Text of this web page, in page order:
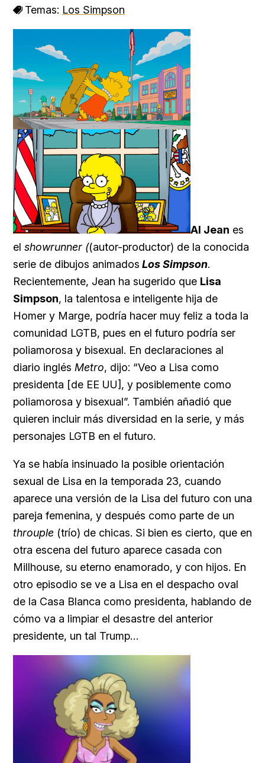
Temas: Los Simpson
Al Jean es
el showrunner ((autor-productor) de la conocida
serie de dibujos animados Los Simpson.
Recientemente, Jean ha sugerido que Lisa
Simpson, la talentosa e inteligente hija de
Homer y Marge, podría hacer muy feliz a toda la
comunidad LGTB, pues en el futuro podría ser
poliamorosa y bisexual. En declaraciones al
diario inglés Metro, dijo: “Veo a Lisa como
presidenta [de EE UU], y posiblemente como
poliamorosa y bisexual”. También añadió que
quieren incluir más diversidad en la serie, y más
personajes LGTB en el futuro.
Ya se había insinuado la posible orientación
sexual de Lisa en la temporada 23, cuando
aparece una versión de la Lisa del futuro con una
pareja femenina, y después como parte de un
throuple (trío) de chicas. Si bien es cierto, que en
otra escena del futuro aparece casada con
Millhouse, su eterno enamorado, y con hijos. En
otro episodio se ve a Lisa en el despacho oval
de la Casa Blanca como presidenta, hablando de
cómo va a limpiar el desastre del anterior
presidente, un tal Trump…